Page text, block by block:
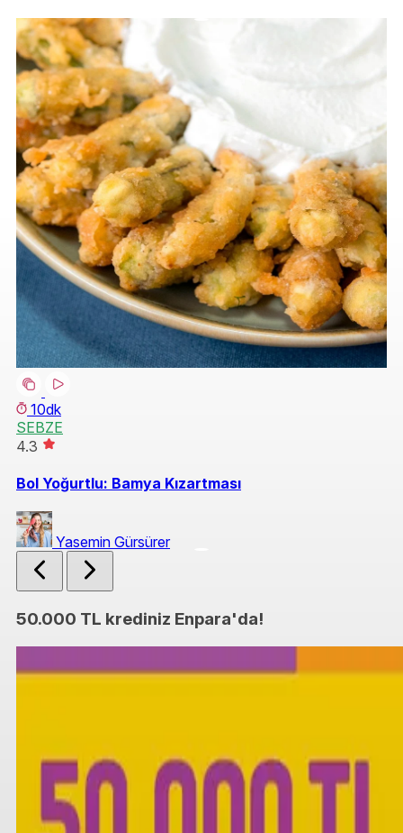
10dk
SEBZE
4.3
Bol Yoğurtlu: Bamya Kızartması
Yasemin Gürsürer
50.000 TL krediniz Enpara'da!